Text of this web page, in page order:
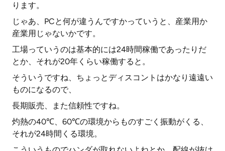
ります。
じゃあ、PCと何が違うんですかっていうと、産業用か
産業用じゃないかです。
工場っていうのは基本的には24時間稼働であったりだ
とか、それが20年くらい稼働すると。
そういうですね、ちょっとディスコントはかなり遠遠い
ものになるので、
長期販売、また信頼性ですね。
灼熱の40℃、60℃の環境からものすごく振動がくる、
それが24時間くる環境。